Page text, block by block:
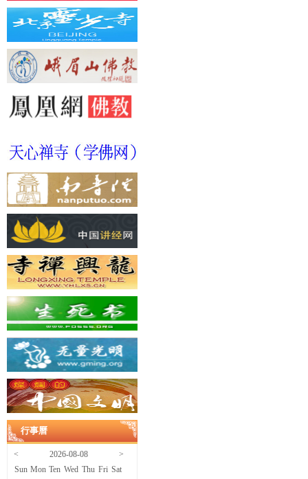
行事曆
< 2026-08-08
>
Sun Mon Ten Wed Thu Fri Sat